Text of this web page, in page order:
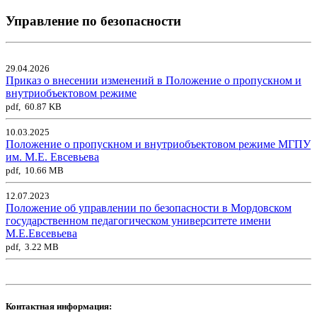
Управление по безопасности
29.04.2026
Приказ о внесении изменений в Положение о пропускном и
внутриобъектовом режиме
pdf, 60.87 KB
10.03.2025
Положение о пропускном и внутриобъектовом режиме МГПУ
им. М.Е. Евсевьева
pdf, 10.66 MB
12.07.2023
Положение об управлении по безопасности в Мордовском
государственном педагогическом университете имени
М.Е.Евсевьева
pdf, 3.22 MB
Контактная информация: